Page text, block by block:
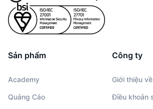
Sản phẩm
Academy
Quảng Cáo
Công ty
Giới thiệu
Điều khoản